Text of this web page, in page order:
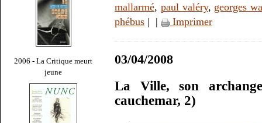
2006 - La Critique meurt
jeune
mallarmé, paul valéry, georges
phébus | | Imprimer
03/04/2008
La Ville, son
cauchemar, 2)